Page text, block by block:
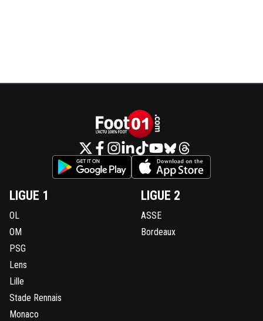
LIGUE 1
OL
OM
PSG
Lens
Lille
Stade Rennais
Monaco
LIGUE 2
ASSE
Bordeaux